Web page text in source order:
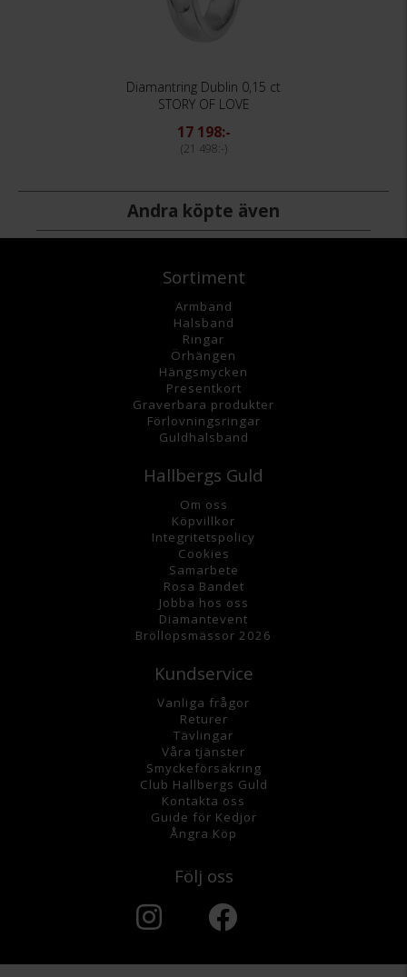
Diamantring Dublin 0,15 ct
STORY OF LOVE
17 198:-
21 498:-
Andra köpte även
Sortiment
Armband
Halsband
Ringar
Örhängen
Hängsmycken
Presentkort
Graverbara produkter
Förlovningsringar
Guldhalsband
Hallbergs Guld
Om oss
Köpvillkor
Integritetspolicy
Cookies
Samarbete
Rosa Bandet
Jobba hos oss
Diamantevent
Bröllopsmässor 2026
Kundservice
Vanliga frågor
Returer
Tävlingar
Våra tjänster
Smyckeförsäkring
Club Hallbergs Guld
Kontakta oss
Guide för Kedjor
Ångra Köp
Följ oss